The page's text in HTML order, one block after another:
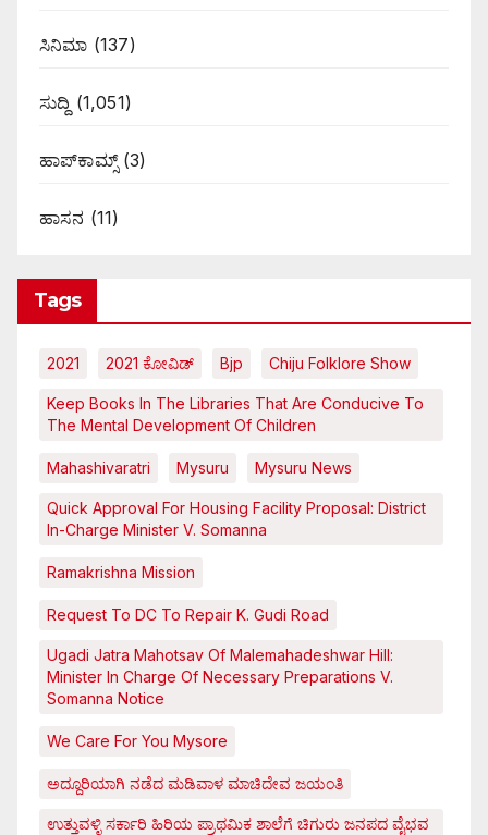
ಸಿನಿಮಾ (137)
ಸುದ್ದಿ (1,051)
ಹಾಪ್‌ಕಾಮ್ಸ್‌(3)
ಹಾಸನ (11)
Tags
2021 2021 ಕೋವಿಡ್‌ Bjp Chiju Folklore Show
Keep Books In The Libraries That Are Conducive To
The Mental Development Of Children
Mahashivaratri Mysuru Mysuru News
Quick Approval For Housing Facility Proposal: District
In-Charge Minister V. Somanna
Ramakrishna Mission
Request To DC To Repair K. Gudi Road
Ugadi Jatra Mahotsav Of Malemahadeshwar Hill:
Minister In Charge Of Necessary Preparations V.
Somanna Notice
We Care For You Mysore
ಅದ್ದೂರಿಯಾಗಿ ನಡೆದ ಮಡಿವಾಳ ಮಾಚಿದೇವ ಜಯಂತಿ
ಉತ್ತುವಳ್ಳಿ ಸರ್ಕಾರಿ ಹಿರಿಯ ಪ್ರಾಥಮಿಕ ಶಾಲೆಗೆ ಚಿಗುರು ಜನಪದ ವೈಭವ